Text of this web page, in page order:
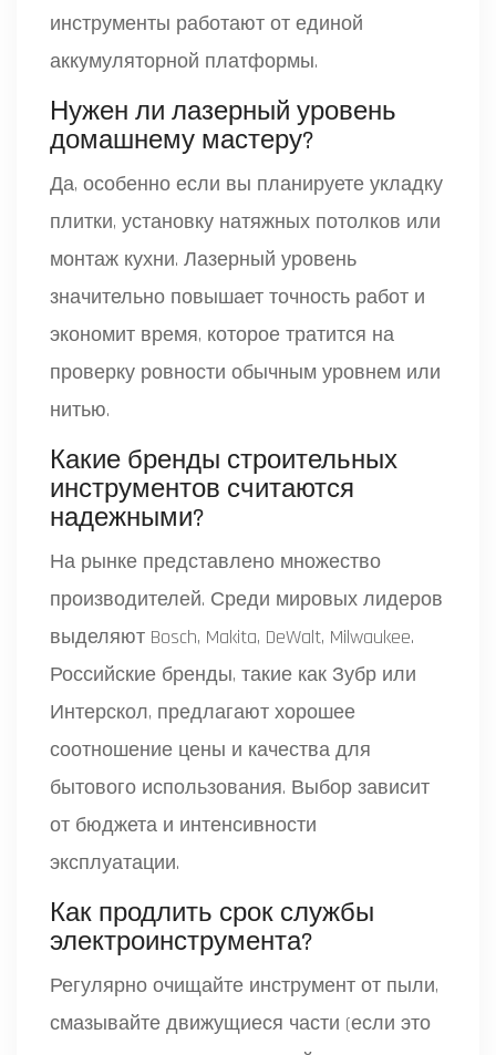
инструменты работают от единой
аккумуляторной платформы.
Нужен ли лазерный уровень
домашнему мастеру?
Да, особенно если вы планируете укладку
плитки, установку натяжных потолков или
монтаж кухни. Лазерный уровень
значительно повышает точность работ и
экономит время, которое тратится на
проверку ровности обычным уровнем или
нитью.
Какие бренды строительных
инструментов считаются
надежными?
На рынке представлено множество
производителей. Среди мировых лидеров
выделяют Bosch, Makita, DeWalt, Milwaukee.
Российские бренды, такие как Зубр или
Интерскол, предлагают хорошее
соотношение цены и качества для
бытового использования. Выбор зависит
от бюджета и интенсивности
эксплуатации.
Как продлить срок службы
электроинструмента?
Регулярно очищайте инструмент от пыли,
смазывайте движущиеся части (если это